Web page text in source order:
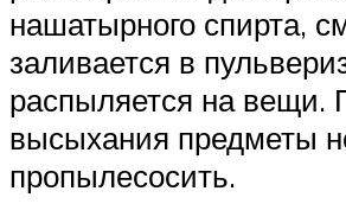
нашатырного спирта,
заливается в
распыляется на вещи.
высыхания предметы
пропылесосить.